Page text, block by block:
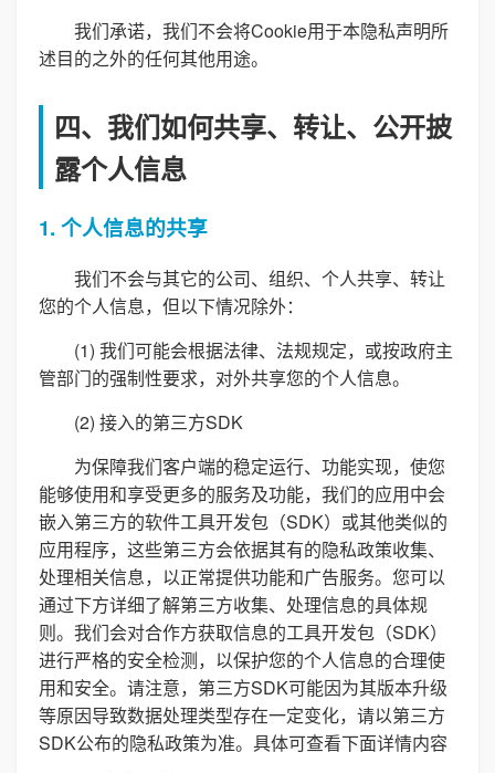
我们承诺，我们不会将Cookie用于本隐私声明所
述目的之外的任何其他用途。
四、我们如何共享、转让、公开披
露个人信息
1. 个人信息的共享
我们不会与其它的公司、组织、个人共享、转让
您的个人信息，但以下情况除外：
(1) 我们可能会根据法律、法规规定，或按政府主
管部门的强制性要求，对外共享您的个人信息。
(2) 接入的第三方SDK
为保障我们客户端的稳定运行、功能实现，使您
能够使用和享受更多的服务及功能，我们的应用中会
嵌入第三方的软件工具开发包（SDK）或其他类似的
应用程序，这些第三方会依据其有的隐私政策收集、
处理相关信息，以正常提供功能和广告服务。您可以
通过下方详细了解第三方收集、处理信息的具体规
则。我们会对合作方获取信息的工具开发包（SDK）
进行严格的安全检测，以保护您的个人信息的合理使
用和安全。请注意，第三方SDK可能因为其版本升级
等原因导致数据处理类型存在一定变化，请以第三方
SDK公布的隐私政策为准。具体可查看下面详情内容